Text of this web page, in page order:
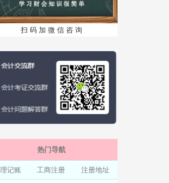
扫 码 加 微 信 咨 询
热门导航
记账 工商注册
注册地址